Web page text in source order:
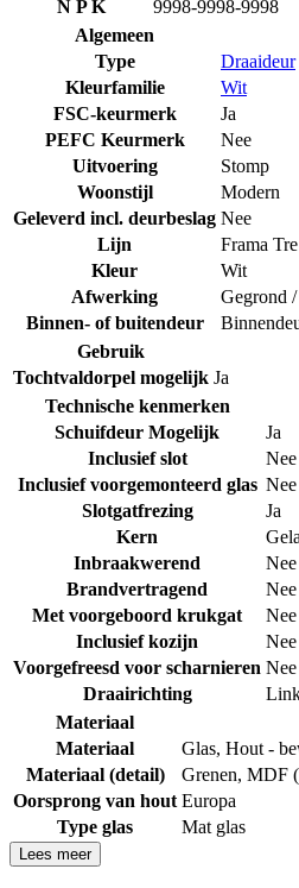
N P K
9998-9998-9998
Algemeen
Type
Draaideur
Kleurfamilie
Wit
FSC-keurmerk
Ja
PEFC Keurmerk
Nee
Uitvoering
Stomp
Woonstijl
Modern
Geleverd incl. deurbeslag Nee
Lijn
Frama
Kleur
Wit
Afwerking
Gegrond
Binnen- of buitendeur
Gebruik
Tochtvaldorpel mogelijk Ja
Technische kenmerken
Schuifdeur Mogelijk
Ja
Inclusief slot
Nee
Inclusief voorgemonteerd glas Nee
Slotgatfrezing
Ja
Kern
Inbraakwerend
Nee
Brandvertragend
Nee
Met voorgeboord krukgat
Nee
Inclusief kozijn
Nee
Voorgefreesd voor scharnieren Nee
Draairichting
Materiaal
Materiaal
Glas, Hout -
Materiaal (detail)
Grenen, MDF
Oorsprong van hout Europa
Type glas
Mat glas
Lees meer